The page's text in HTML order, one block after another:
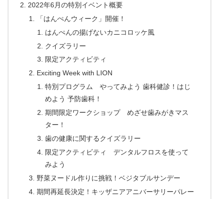
2022年6月の特別イベント概要
「はんぺんウィーク」開催！
はんぺんの揚げないカニコロッケ風
クイズラリー
限定アクティビティ
Exciting Week with LION
特別プログラム やってみよう 歯科健診！はじ
めよう 予防歯科！
期間限定ワークショップ めざせ歯みがきマス
ター！
歯の健康に関するクイズラリー
限定アクティビティ デンタルフロスを使って
みよう
野菜ヌードル作りに挑戦！ベジタブルサンデー
期間再延長決定！キッザニアアニバーサリーパレー